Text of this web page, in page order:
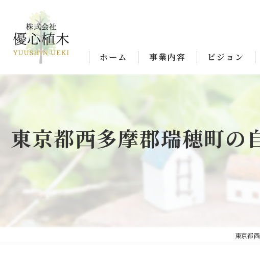
ホーム 事業内容 ビジョン
東京都西多摩郡瑞穂町の
東京都